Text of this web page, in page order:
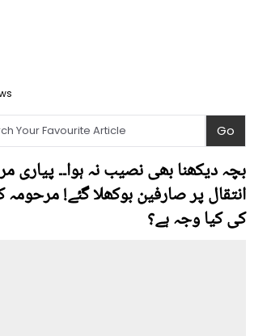
بچہ دیکھنا بھی نصیب نہ ہوا۔۔ پیاری
انتقال پر صارفین بوکھلا گئے!
کی کیا وجہ ہے؟